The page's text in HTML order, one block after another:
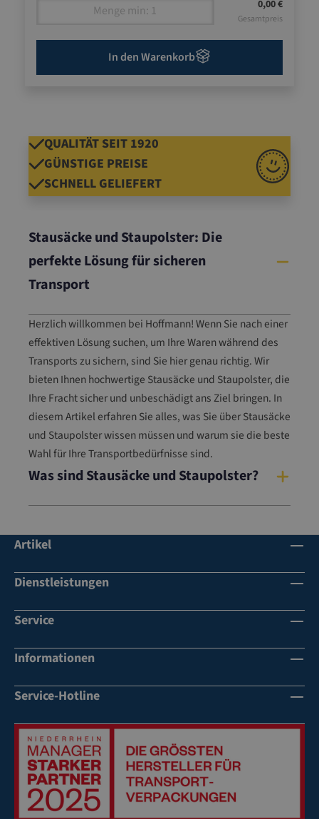
0,00 €
Gesamtpreis
In den Warenkorb
QUALITÄT SEIT 1920
GÜNSTIGE PREISE
SCHNELL GELIEFERT
Stausäcke und Staupolster: Die
perfekte Lösung für sicheren
Transport
Herzlich willkommen bei Hoffmann! Wenn Sie nach einer
effektiven Lösung suchen, um Ihre Waren während des
Transports zu sichern, sind Sie hier genau richtig. Wir
bieten Ihnen hochwertige Stausäcke und Staupolster, die
Ihre Fracht sicher und unbeschädigt ans Ziel bringen. In
diesem Artikel erfahren Sie alles, was Sie über Stausäcke
und Staupolster wissen müssen und warum sie die beste
Wahl für Ihre Transportbedürfnisse sind.
Was sind Stausäcke und Staupolster?
Artikel
Dienstleistungen
Service
Informationen
Service-Hotline